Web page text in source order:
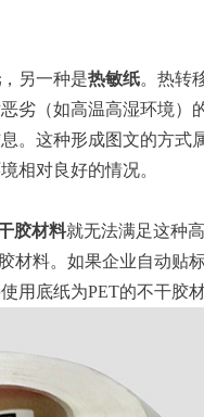
，另一种是热敏纸。热转
劣（如高温高湿环境）
。这种形成图文的方式
相对良好的情况。
胶材料就无法满足这种
材料。如果企业自动贴
底纸为PET的不干胶